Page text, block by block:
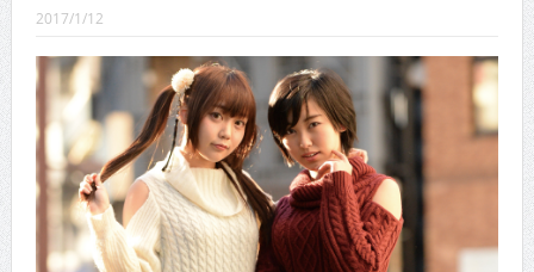
CINEMA×STYLE 286号
CINEMA×STYLE 285号
CINEMA×STYLE 294号
CINEMA×STYLE 293号
2017/1/12